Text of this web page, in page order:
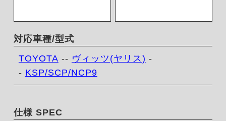
対応車種/型式
TOYOTA -- ヴィッツ(ヤリス) -
- KSP/SCP/NCP9
仕様 SPEC